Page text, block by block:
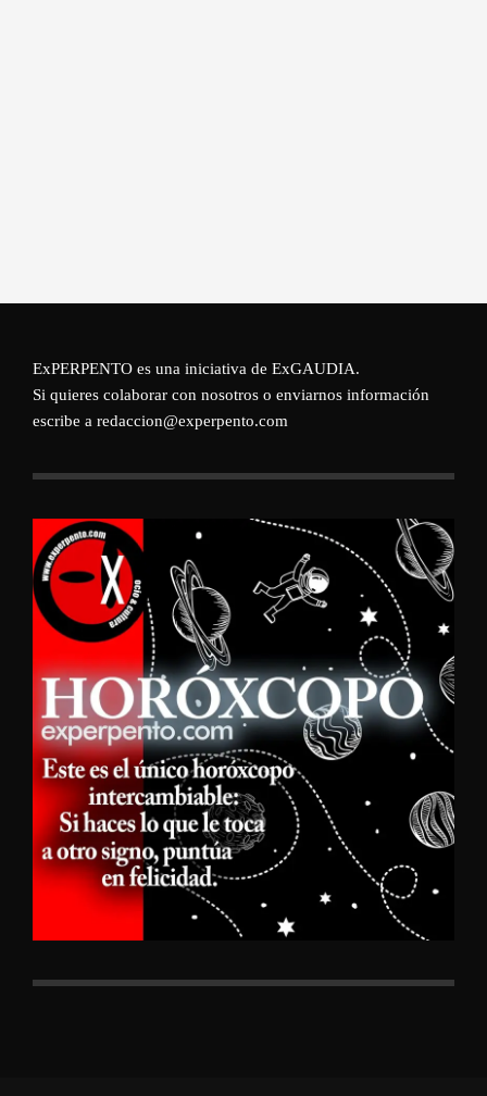
ExPERPENTO es una iniciativa de ExGAUDIA.
Si quieres colaborar con nosotros o enviarnos información
escribe a redaccion@experpento.com